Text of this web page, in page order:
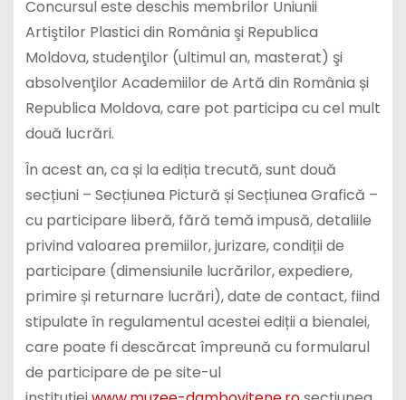
Concursul este deschis membrilor Uniunii
Artiştilor Plastici din România şi Republica
Moldova, studenţilor (ultimul an, masterat) şi
absolvenţilor Academiilor de Artă din România și
Republica Moldova, care pot participa cu cel mult
două lucrări.
În acest an, ca și la ediția trecută, sunt două
secțiuni – Secțiunea Pictură și Secțiunea Grafică –
cu participare liberă, fără temă impusă, detaliile
privind valoarea premiilor, jurizare, condiții de
participare (dimensiunile lucrărilor, expediere,
primire și returnare lucrări), date de contact, fiind
stipulate în regulamentul acestei ediții a bienalei,
care poate fi descărcat împreună cu formularul
de participare de pe site-ul